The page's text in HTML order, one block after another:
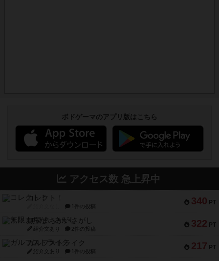
ボドゲーマのアプリ版はこちら
アクセス数 急上昇中
340 PT
コレクト！
1件の投稿
322 PT
無限まちがいさがし
紹介文あり 2件の投稿
217 PT
ガルフストライク
紹介文あり 1件の投稿